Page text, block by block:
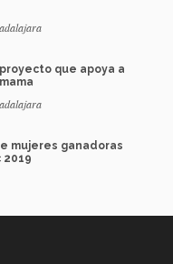
que apoya a
mujeres ganadoras
2019